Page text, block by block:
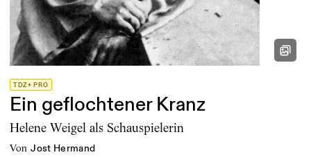
TDZ+ PRO
Ein geflochtener Kranz
Helene Weigel als Schauspielerin
von Jost Hermand